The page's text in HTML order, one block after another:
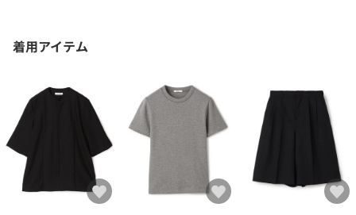
着用アイテム